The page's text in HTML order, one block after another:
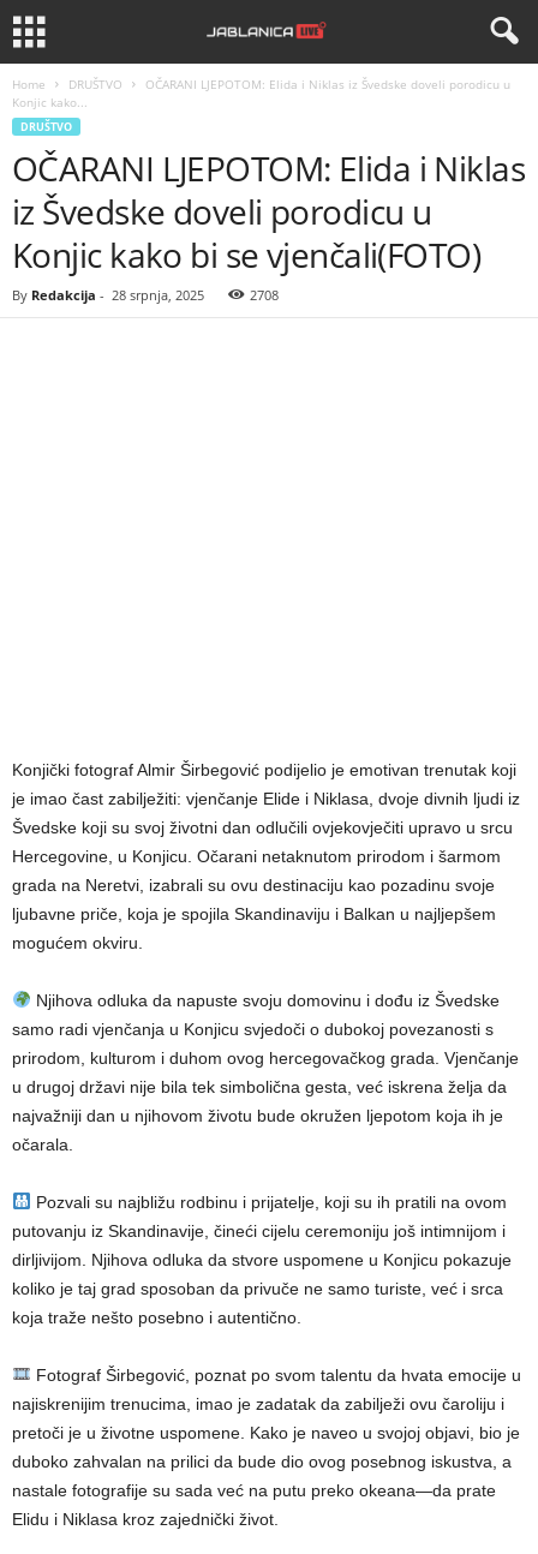
Home DRUŠTVO
OČARANI LJEPOTOM: Elida i Niklas iz Švedske doveli porodicu u
Konjic kako...
DRUŠTVO
OČARANI LJEPOTOM: Elida i Niklas
iz Švedske doveli porodicu u
Konjic kako bi se vjenčali(FOTO)
By Redakcija - 28 srpnja, 2025 2708
Konjički fotograf Almir Širbegović podijelio je emotivan trenutak koji
je imao čast zabilježiti: vjenčanje Elide i Niklasa, dvoje divnih ljudi iz
Švedske koji su svoj životni dan odlučili ovjekovječiti upravo u srcu
Hercegovine, u Konjicu. Očarani netaknutom prirodom i šarmom
grada na Neretvi, izabrali su ovu destinaciju kao pozadinu svoje
ljubavne priče, koja je spojila Skandinaviju i Balkan u najljepšem
mogućem okviru.
Njihova odluka da napuste svoju domovinu i dođu iz Švedske
samo radi vjenčanja u Konjicu svjedoči o dubokoj povezanosti s
prirodom, kulturom i duhom ovog hercegovačkog grada. Vjenčanje
u drugoj državi nije bila tek simbolična gesta, već iskrena želja da
najvažniji dan u njihovom životu bude okružen ljepotom koja ih je
očarala.
Pozvali su najbližu rodbinu i prijatelje, koji su ih pratili na ovom
putovanju iz Skandinavije, čineći cijelu ceremoniju još intimnijom i
dirljivijom. Njihova odluka da stvore uspomene u Konjicu pokazuje
koliko je taj grad sposoban da privuče ne samo turiste, već i srca
koja traže nešto posebno i autentično.
Fotograf Širbegović, poznat po svom talentu da hvata emocije u
najiskrenijim trenucima, imao je zadatak da zabilježi ovu čaroliju i
pretoči je u životne uspomene. Kako je naveo u svojoj objavi, bio je
duboko zahvalan na prilici da bude dio ovog posebnog iskustva, a
nastale fotografije su sada već na putu preko okeana—da prate
Elidu i Niklasa kroz zajednički život.